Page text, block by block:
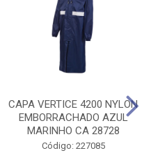
CAPA VERTICE 4200 NYLON
EMBORRACHADO AZUL
MARINHO CA 28728
Código: 227085